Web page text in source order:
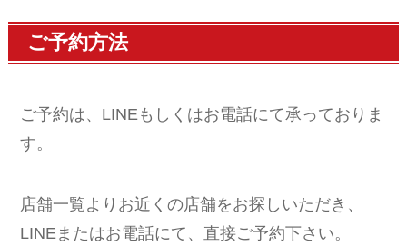
ご予約方法
ご予約は、LINEもしくはお電話にて承っておりま
す。
店舗一覧よりお近くの店舗をお探しいただき、
LINEまたはお電話にて、直接ご予約下さい。